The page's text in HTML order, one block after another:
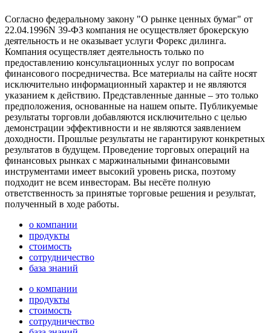
Согласно федеральному закону "О рынке ценных бумаг" от
22.04.1996N 39-ФЗ компания не осуществляет брокерскую
деятельность и не оказывает услуги Форекс дилинга.
Компания осуществляет деятельность только по
предоставлению консультационных услуг по вопросам
финансового посредничества. Все материалы на сайте носят
исключительно информационный характер и не являются
указанием к действию. Представленные данные – это только
предположения, основанные на нашем опыте. Публикуемые
результаты торговли добавляются исключительно с целью
демонстрации эффективности и не являются заявлением
доходности. Прошлые результаты не гарантируют конкретных
результатов в будущем. Проведение торговых операций на
финансовых рынках с маржинальными финансовыми
инструментами имеет высокий уровень риска, поэтому
подходит не всем инвесторам. Вы несёте полную
ответственность за принятые торговые решения и результат,
полученный в ходе работы.
о компании
продукты
стоимость
сотрудничество
база знаний
о компании
продукты
стоимость
сотрудничество